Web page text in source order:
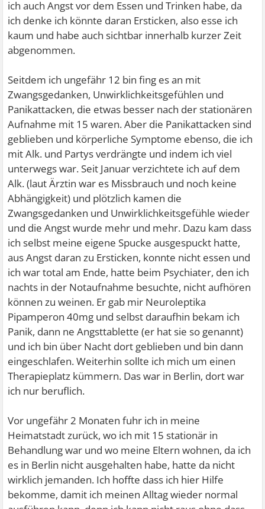
ich auch Angst vor dem Essen und Trinken habe, da
ich denke ich könnte daran Ersticken, also esse ich
kaum und habe auch sichtbar innerhalb kurzer Zeit
abgenommen.
Seitdem ich ungefähr 12 bin fing es an mit
Zwangsgedanken, Unwirklichkeitsgefühlen und
Panikattacken, die etwas besser nach der stationären
Aufnahme mit 15 waren. Aber die Panikattacken sind
geblieben und körperliche Symptome ebenso, die ich
mit Alk. und Partys verdrängte und indem ich viel
unterwegs war. Seit Januar verzichtete ich auf dem
Alk. (laut Ärztin war es Missbrauch und noch keine
Abhängigkeit) und plötzlich kamen die
Zwangsgedanken und Unwirklichkeitsgefühle wieder
und die Angst wurde mehr und mehr. Dazu kam dass
ich selbst meine eigene Spucke ausgespuckt hatte,
aus Angst daran zu Ersticken, konnte nicht essen und
ich war total am Ende, hatte beim Psychiater, den ich
nachts in der Notaufnahme besuchte, nicht aufhören
können zu weinen. Er gab mir Neuroleptika
Pipamperon 40mg und selbst daraufhin bekam ich
Panik, dann ne Angsttablette (er hat sie so genannt)
und ich bin über Nacht dort geblieben und bin dann
eingeschlafen. Weiterhin sollte ich mich um einen
Therapieplatz kümmern. Das war in Berlin, dort war
ich nur beruflich.
Vor ungefähr 2 Monaten fuhr ich in meine
Heimatstadt zurück, wo ich mit 15 stationär in
Behandlung war und wo meine Eltern wohnen, da ich
es in Berlin nicht ausgehalten habe, hatte da nicht
wirklich jemanden. Ich hoffte dass ich hier Hilfe
bekomme, damit ich meinen Alltag wieder normal